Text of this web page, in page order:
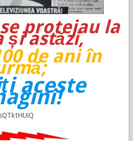
protejau la
și astăzi,
de ani în
aceste